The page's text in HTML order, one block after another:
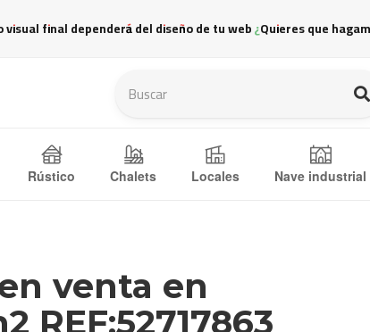
final dependerá del diseño de tu web ¿Quieres que
Rústico Chalets Locales Nave industrial
venta en
REF:52717863